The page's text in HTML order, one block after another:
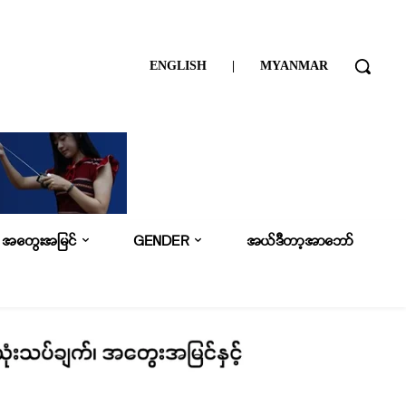
ENGLISH | MYANMAR
အတွေးအမြင် GENDER အယ်ဒီတာ့အာဘော်